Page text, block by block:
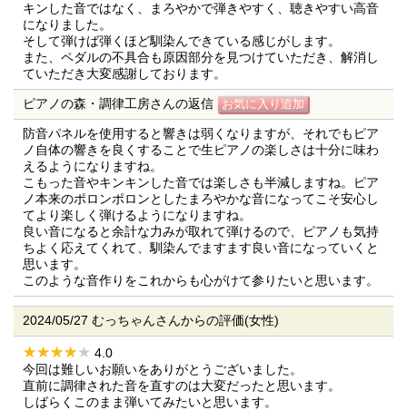
キンした音ではなく、まろやかで弾きやすく、聴きやすい高音
になりました。
そして弾けば弾くほど馴染んできている感じがします。
また、ペダルの不具合も原因部分を見つけていただき、解消し
ていただき大変感謝しております。
ピアノの森・調律工房さんの返信
防音パネルを使用すると響きは弱くなりますが、それでもピア
ノ自体の響きを良くすることで生ピアノの楽しさは十分に味わ
えるようになりますね。
こもった音やキンキンした音では楽しさも半減しますね。ピア
ノ本来のポロンポロンとしたまろやかな音になってこそ安心し
てより楽しく弾けるようになりますね。
良い音になると余計な力みが取れて弾けるので、ピアノも気持
ちよく応えてくれて、馴染んでますます良い音になっていくと
思います。
このような音作りをこれからも心がけて参りたいと思います。
2024/05/27 むっちゃんさんからの評価(女性)
4.0
今回は難しいお願いをありがとうございました。
直前に調律された音を直すのは大変だったと思います。
しばらくこのまま弾いてみたいと思います。